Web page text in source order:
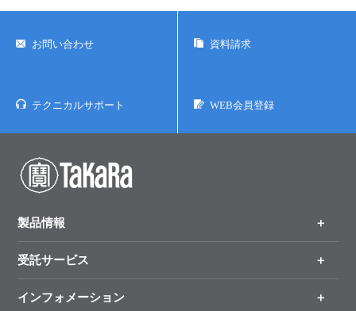
お問い合わせ 資料請求
テクニカルサポート WEB会員登録
製品情報
製品一覧
手法から製品を探す
受託サービス
オンライン注文
インフォメーション